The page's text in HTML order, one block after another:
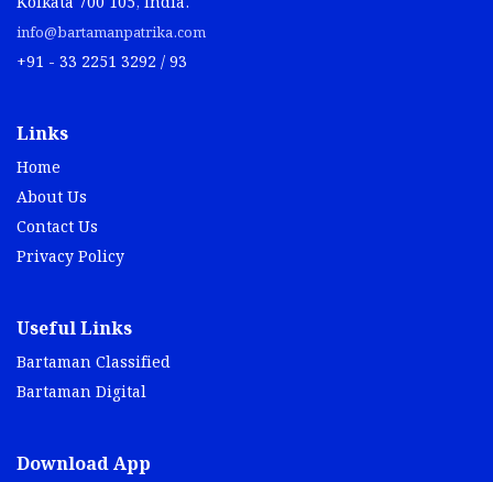
info@bartamanpatrika.com
+91 - 33 2251 3292 / 93
Links
Home
About Us
Contact Us
Privacy Policy
Useful Links
Bartaman Classified
Bartaman Digital
Download App